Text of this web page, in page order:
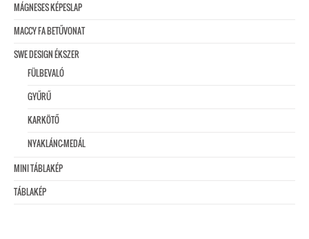
MÁGNESES KÉPESLAP
MACCY FA BETŰVONAT
SWE DESIGN ÉKSZER
FÜLBEVALÓ
GYŰRŰ
KARKÖTŐ
NYAKLÁNC-MEDÁL
MINI TÁBLAKÉP
TÁBLAKÉP